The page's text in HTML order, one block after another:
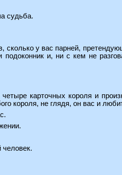
судьба.
сколько у вас парней,
и, ни с кем не
карточных короля и
короля, не глядя, он вас и